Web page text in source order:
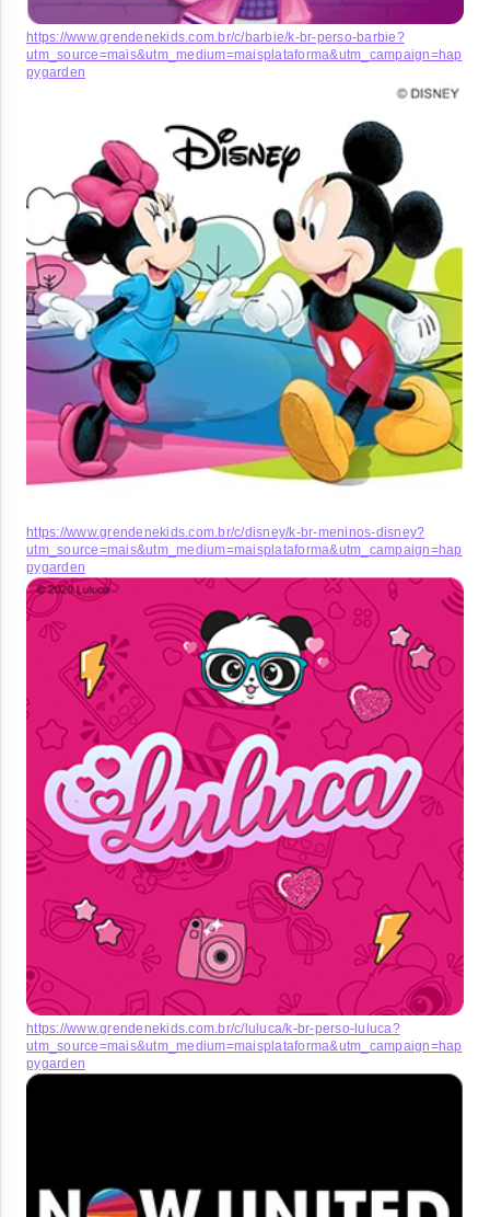
https://www.grendenekids.com.br/c/barbie/k-br-perso-barbie?
utm_source=mais&utm_medium=maisplataforma&utm_campaign=hap
pygarden
https://www.grendenekids.com.br/c/disney/k-br-meninos-disney?
utm_source=mais&utm_medium=maisplataforma&utm_campaign=hap
pygarden
https://www.grendenekids.com.br/c/luluca/k-br-perso-luluca?
utm_source=mais&utm_medium=maisplataforma&utm_campaign=hap
pygarden